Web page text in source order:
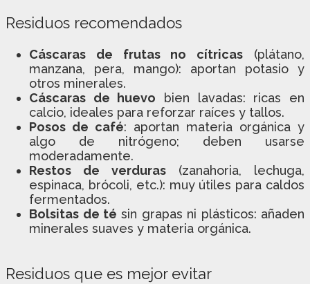
Residuos recomendados
Cáscaras de frutas no cítricas (plátano,
manzana, pera, mango): aportan potasio y
otros minerales.
Cáscaras de huevo bien lavadas: ricas en
calcio, ideales para reforzar raíces y tallos.
Posos de café: aportan materia orgánica y
algo de nitrógeno; deben usarse
moderadamente.
Restos de verduras (zanahoria, lechuga,
espinaca, brócoli, etc.): muy útiles para caldos
fermentados.
Bolsitas de té sin grapas ni plásticos: añaden
minerales suaves y materia orgánica.
Residuos que es mejor evitar